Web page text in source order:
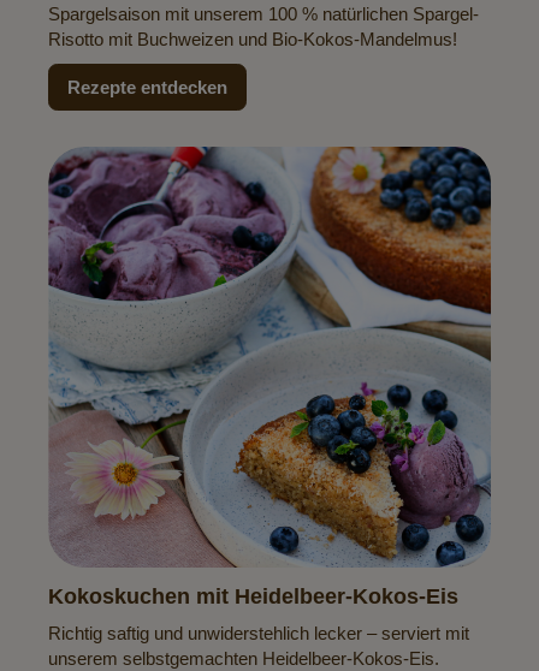
Spargelsaison mit unserem 100 % natürlichen Spargel-
Risotto mit Buchweizen und Bio-Kokos-Mandelmus!
Rezepte entdecken
Kokoskuchen mit Heidelbeer-Kokos-Eis
Richtig saftig und unwiderstehlich lecker – serviert mit
unserem selbstgemachten Heidelbeer-Kokos-Eis.